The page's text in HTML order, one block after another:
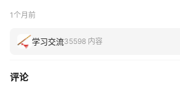
1个月前
学习交流35598 内容
评论